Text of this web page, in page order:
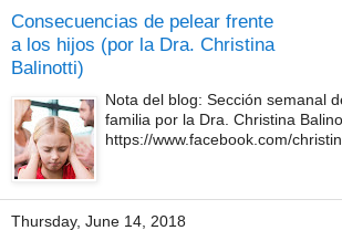
Consecuencias de pelear frente
a los hijos (por la Dra. Christina
Balinotti)
Nota del blog: Sección semanal
familia por la Dra. Christina
https://www.facebook.com/
Thursday, June 14, 2018